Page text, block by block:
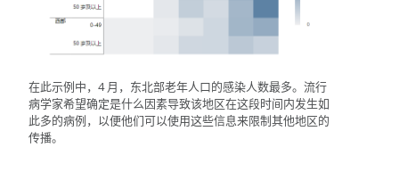
在此示例中，4 月，东北部老年人口的感染人数最多。流行
病学家希望确定是什么因素导致该地区在这段时间内发生如
此多的病例，以便他们可以使用这些信息来限制其他地区的
传播。